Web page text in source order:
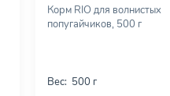
Корм RIO для волнистых
попугайчиков, 500 г
Вес: 500 г